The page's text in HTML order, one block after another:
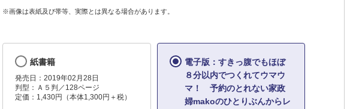
※画像は表紙及び帯等、実際とは異なる場合があります。
紙書籍
発売日：2019年02月28日
判型：Ａ５判／128ページ
定価：1,430円（本体1,300円＋税）
電子版：すきっ腹でもほぼ
８分以内でつくれてウマウ
マ！ 予約のとれない家政
婦makoのひとりぶんからレ